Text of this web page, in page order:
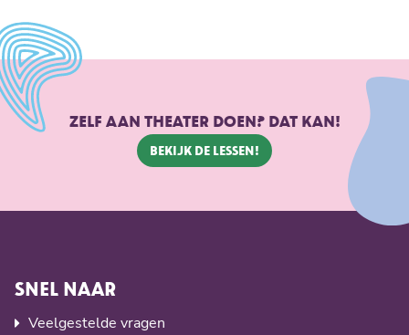
ZELF AAN THEATER DOEN? DAT KAN!
BEKIJK DE LESSEN!
SNEL NAAR
Veelgestelde vragen